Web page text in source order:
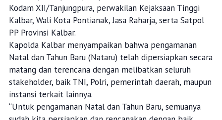
Kodam XII/Tanjungpura, perwakilan Kejaksaan Tinggi
Kalbar, Wali Kota Pontianak, Jasa Raharja, serta Satpol
PP Provinsi Kalbar.
Kapolda Kalbar menyampaikan bahwa pengamanan
Natal dan Tahun Baru (Nataru) telah dipersiapkan secara
matang dan terencana dengan melibatkan seluruh
stakeholder, baik TNI, Polri, pemerintah daerah, maupun
instansi terkait lainnya.
“Untuk pengamanan Natal dan Tahun Baru, semuanya